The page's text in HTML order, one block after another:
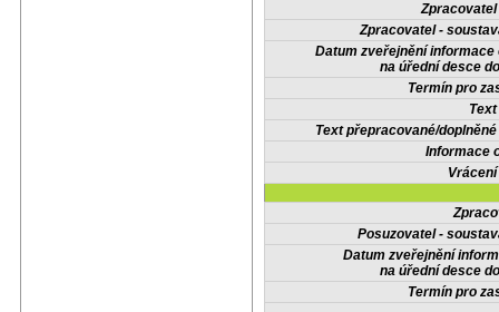
Zpracovatel -
Datum zveřejnění informace
na úřední desce
Termín pro
Text přepracované/
Informace
Posuzovatel -
Datum zveřejnění
na úřední desce
Termín pro